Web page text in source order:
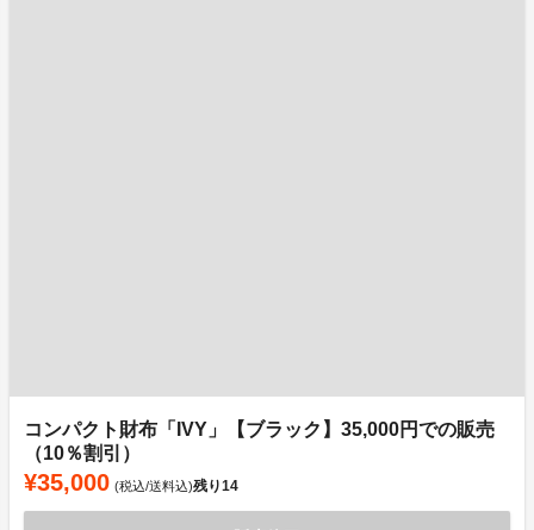
コンパクト財布「IVY」【ブラック】35,000円での販売
（10％割引）
¥35,000 (税込/送料込)残り14